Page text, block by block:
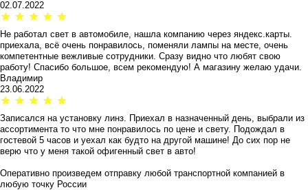
02.07.2022
Не работал свет в автомобиле, нашла компанию через яндекс.карты.
приехала, всё очень понравилось, поменяли лампы на месте, очень
компетентные вежливые сотрудники. Сразу видно что любят свою
работу! Спасибо большое, всем рекомендую! А магазину желаю удачи.
Владимир
23.06.2022
Записался на установку линз. Приехал в назначенный день, выбрали из
ассортимента то что мне понравилось по цене и свету. Подождал в
гостевой 5 часов и уехал как будто на другой машине! До сих пор не
верю что у меня такой офигенный свет в авто!
Оперативно произведем отправку любой транспортной компанией в
любую точку России